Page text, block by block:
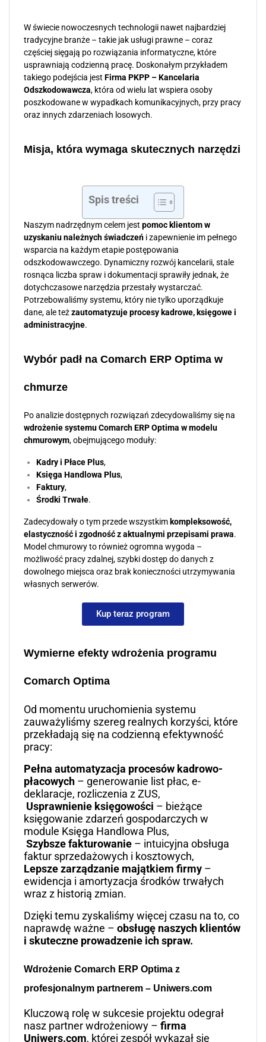
W świecie nowoczesnych technologii nawet najbardziej
tradycyjne branże – takie jak usługi prawne – coraz
częściej sięgają po rozwiązania informatyczne, które
usprawniają codzienną pracę. Doskonałym przykładem
takiego podejścia jest Firma PKPP – Kancelaria
Odszkodowawcza, która od wielu lat wspiera osoby
poszkodowane w wypadkach komunikacyjnych, przy pracy
oraz innych zdarzeniach losowych.
Misja, która wymaga skutecznych narzędzi
Spis treści
Naszym nadrzędnym celem jest pomoc klientom w
uzyskaniu należnych świadczeń i zapewnienie im pełnego
wsparcia na każdym etapie postępowania
odszkodowawczego. Dynamiczny rozwój kancelarii, stale
rosnąca liczba spraw i dokumentacji sprawiły jednak, że
dotychczasowe narzędzia przestały wystarczać.
Potrzebowaliśmy systemu, który nie tylko uporządkuje
dane, ale teżzautomatyzuje procesy kadrowe, księgowe i
administracyjne.
Wybór padł na Comarch ERP Optima w
chmurze
Po analizie dostępnych rozwiązań zdecydowaliśmy się na
wdrożenie systemu Comarch ERP Optima w modelu
chmurowym, obejmującego moduły:
Kadry i Płace Plus,
Księga Handlowa Plus,
Faktury,
Środki Trwałe.
Zadecydowały o tym przede wszystkim kompleksowość,
elastyczność i zgodność z aktualnymi przepisami prawa.
Model chmurowy to również ogromna wygoda –
możliwość pracy zdalnej, szybki dostęp do danych z
dowolnego miejsca oraz brak konieczności utrzymywania
własnych serwerów.
Kup teraz program
Wymierne efekty wdrożenia programu
Comarch Optima
Od momentu uruchomienia systemu
zauważyliśmy szereg realnych korzyści, które
przekładają się na codzienną efektywność
pracy:
Pełna automatyzacja procesów kadrowo-
płacowych – generowanie list płac, e-
deklaracje, rozliczenia z ZUS,
Usprawnienie księgowości – bieżące
księgowanie zdarzeń gospodarczych w
module Księga Handlowa Plus,
Szybsze fakturowanie – intuicyjna obsługa
faktur sprzedażowych i kosztowych,
Lepsze zarządzanie majątkiem firmy –
ewidencja i amortyzacja środków trwałych
wraz z historią zmian.
Dzięki temu zyskaliśmy więcej czasu na to, co
naprawdę ważne – obsługę naszych klientów
i skuteczne prowadzenie ich spraw.
Wdrożenie Comarch ERP Optima z
profesjonalnym partnerem – Uniwers.com
Kluczową rolę w sukcesie projektu odegrał
nasz partner wdrożeniowy – firma
Uniwers.com, której zespół wykazał się